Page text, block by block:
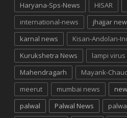
Haryana-Sps-News
HISAR
international-news
jhajjar
karnal news
Kisan-Andolan-
Kurukshetra News
lampi virus
Mahendragarh
Mayank-
meerut
mumbai news
palwal
Palwal News